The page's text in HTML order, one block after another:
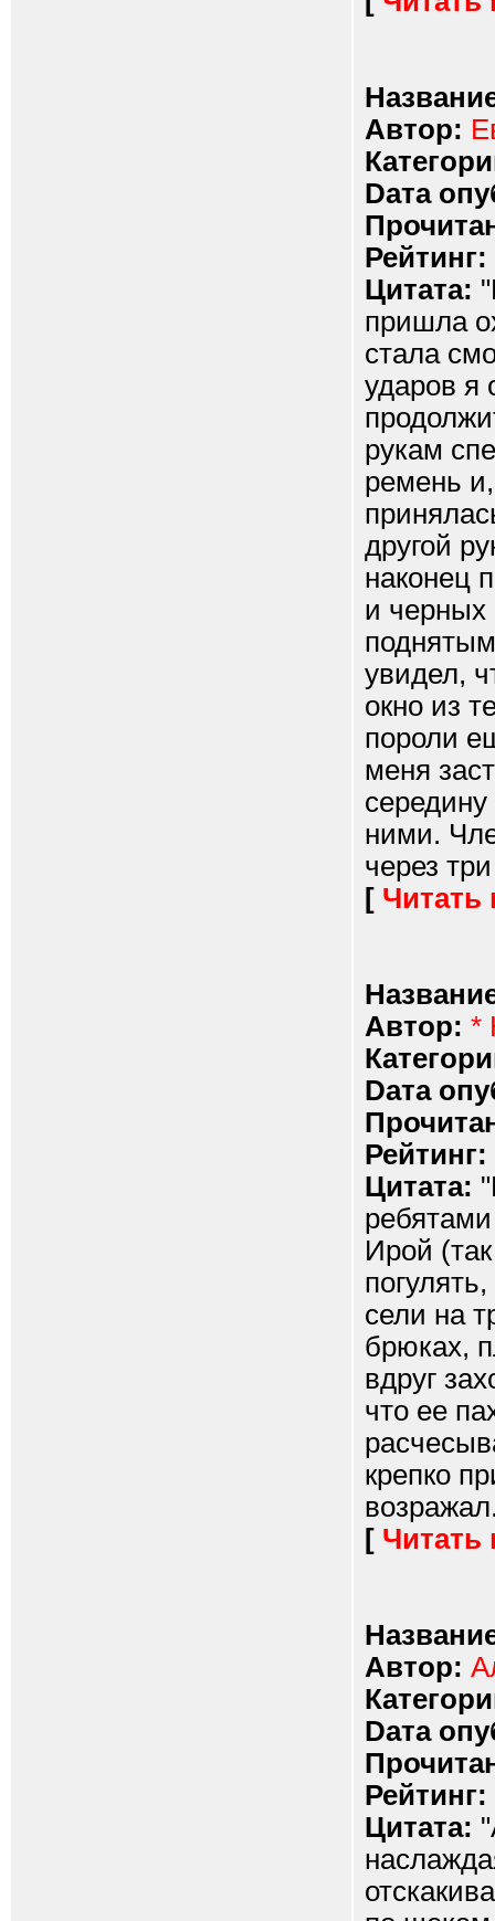
Автор:
Dата
Рейтинг:
Цитата:
пришла
стала
ударов я
рукам
ремень
другой
наконец
и черных
увидел,
окно из
пороли
меня
ними.
через
[ Читать
Автор: *
Dата
Рейтинг:
Цитата:
Ирой
сели на
брюках,
вдруг
что ее
крепко
[ Читать
Автор:
Dата
Рейтинг:
Цитата: